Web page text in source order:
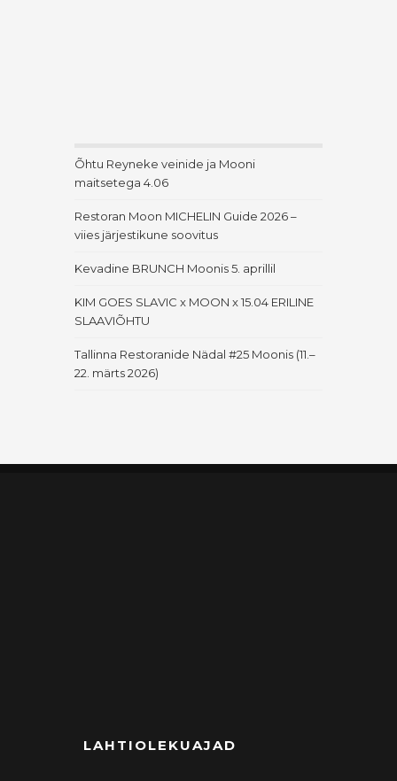
Õhtu Reyneke veinide ja Mooni
maitsetega 4.06
Restoran Moon MICHELIN Guide 2026 –
viies järjestikune soovitus
Kevadine BRUNCH Moonis 5. aprillil
KIM GOES SLAVIC x MOON x 15.04 ERILINE
SLAAVIÕHTU
Tallinna Restoranide Nädal #25 Moonis (11.–
22. märts 2026)
LAHTIOLEKUAJAD